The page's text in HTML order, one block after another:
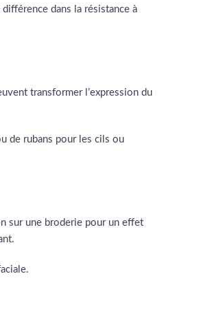
dans la résistance à
transformer l’expression du
de rubans pour les cils ou
sur une broderie pour un effet